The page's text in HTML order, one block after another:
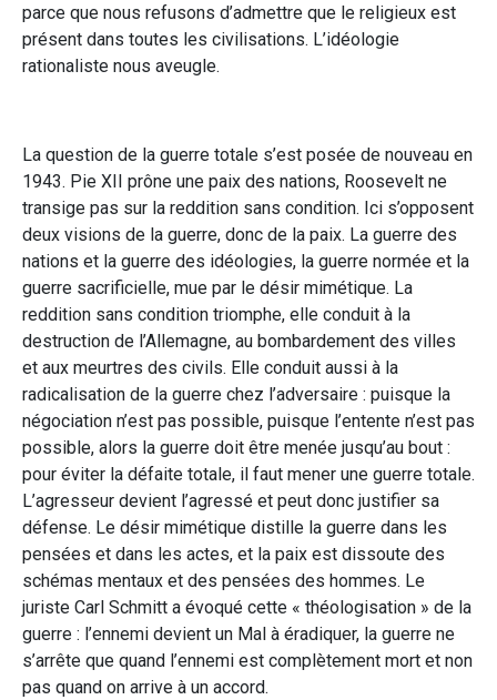
parce que nous refusons d’admettre que le religieux est
présent dans toutes les civilisations. L’idéologie
rationaliste nous aveugle.
La question de la guerre totale s’est posée de nouveau en
1943. Pie XII prône une paix des nations, Roosevelt ne
transige pas sur la reddition sans condition. Ici s’opposent
deux visions de la guerre, donc de la paix. La guerre des
nations et la guerre des idéologies, la guerre normée et la
guerre sacrificielle, mue par le désir mimétique. La
reddition sans condition triomphe, elle conduit à la
destruction de l’Allemagne, au bombardement des villes
et aux meurtres des civils. Elle conduit aussi à la
radicalisation de la guerre chez l’adversaire : puisque la
négociation n’est pas possible, puisque l’entente n’est pas
possible, alors la guerre doit être menée jusqu’au bout :
pour éviter la défaite totale, il faut mener une guerre totale.
L’agresseur devient l’agressé et peut donc justifier sa
défense. Le désir mimétique distille la guerre dans les
pensées et dans les actes, et la paix est dissoute des
schémas mentaux et des pensées des hommes. Le
juriste Carl Schmitt a évoqué cette « théologisation » de la
guerre : l’ennemi devient un Mal à éradiquer, la guerre ne
s’arrête que quand l’ennemi est complètement mort et non
pas quand on arrive à un accord.